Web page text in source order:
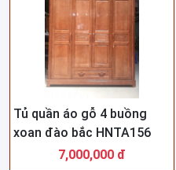
Tủ quần áo gỗ 4 buồng
xoan đào bắc HNTA156
7,000,000 đ